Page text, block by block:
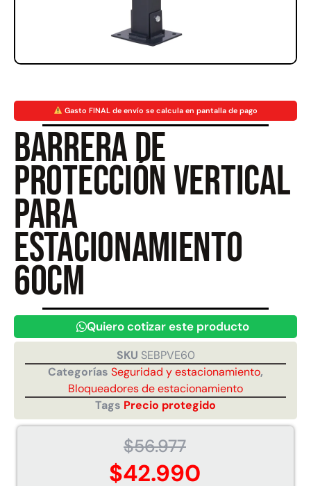
Gasto FINAL de envío se calcula en pantalla de pago
Barrera de
protección vertical
para
estacionamiento
60cm
Quiero cotizar este producto
SKU SEBPVE60
Categorías Seguridad y estacionamiento,
Bloqueadores de estacionamiento
Tags Precio protegido
$56.977
$42.990
Juego Modular 40
QplayGround
$4.859.984
Leer más
QplayGround
$ 9.558.557